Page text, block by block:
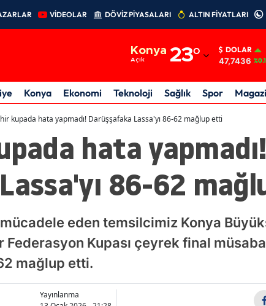
VİDEOLAR DÖVİZ PİYASALARI ALTIN FİYATLARI
Konya
Açık 23°
Adıyaman
Afyonkarahisar
Ankara
Antalya
Aydın
DOLAR
47,7436
Konya Ekonomi Teknoloji Sağlık Spor
kupada hata yapmadı! Darüşşafaka Lassa'yı 86-62 mağlup etti
hata yapmadı!
86-62
eden temsilcimiz Konya
Federasyon Kupası çeyrek final
mağlup etti.
Yayınlanma